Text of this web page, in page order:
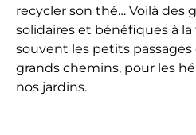
recycler son thé… Voilà des
solidaires et bénéfiques à la
souvent les petits
grands chemins, pour les
nos jardins.